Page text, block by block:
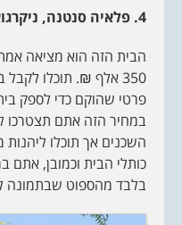
4. פלאיה סנטנה, ניקרגואה ב 350,000 ₪.
הבית הזה הוא מציאה
350 אלף ₪. תוכלו
פרטי שהוקם כדי לספק
במחיר הזה אתם תצטרכו
השכנים אך תוכלו
בלבד מהספוט שבתמונה